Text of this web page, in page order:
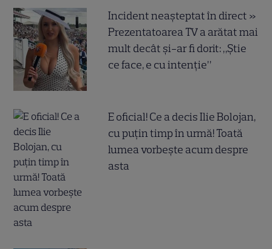
Incident neașteptat în direct »
Prezentatoarea TV a arătat mai
mult decât și-ar fi dorit: „Știe
ce face, e cu intenție”
E oficial! Ce a decis Ilie Bolojan,
cu puțin timp în urmă! Toată
lumea vorbește acum despre
asta